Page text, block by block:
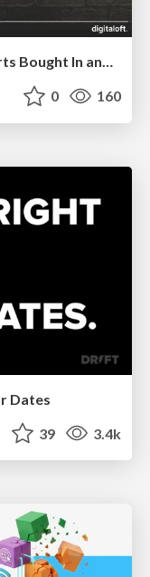
How to Get Subject Matter Experts Bought In and Actively Contributing to SEO & PR Initiatives.
0 160
Dates
39 3.4k